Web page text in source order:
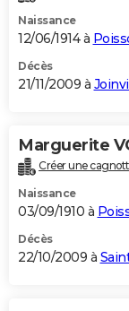
Naissance
12/06/1914 à
Décès
21/11/2009 à
Marguerite
Créer une
Naissance
03/09/1910 à
Décès
22/10/2009 à